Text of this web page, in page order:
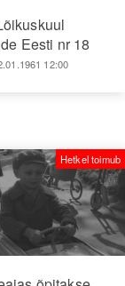
Eesti nr 18
12:00
Hetkel toimub